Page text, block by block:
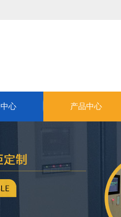
心 产品中心